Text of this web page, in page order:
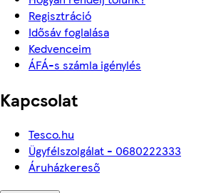
Regisztráció
Idősáv foglalása
Kedvenceim
ÁFÁ-s számla igénylés
Kapcsolat
Tesco.hu
Ügyfélszolgálat - 0680222333
Áruházkereső